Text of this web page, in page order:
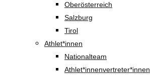
Oberösterreich
Salzburg
Tirol
Athlet*innen
Nationalteam
Athlet*innenvertreter*innen